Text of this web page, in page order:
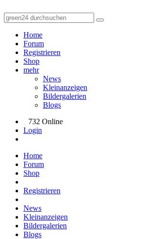
Home
Forum
Registrieren
Shop
mehr
News
Kleinanzeigen
Bildergalerien
Blogs
732 Online
Login
Home
Forum
Shop
Registrieren
News
Kleinanzeigen
Bildergalerien
Blogs